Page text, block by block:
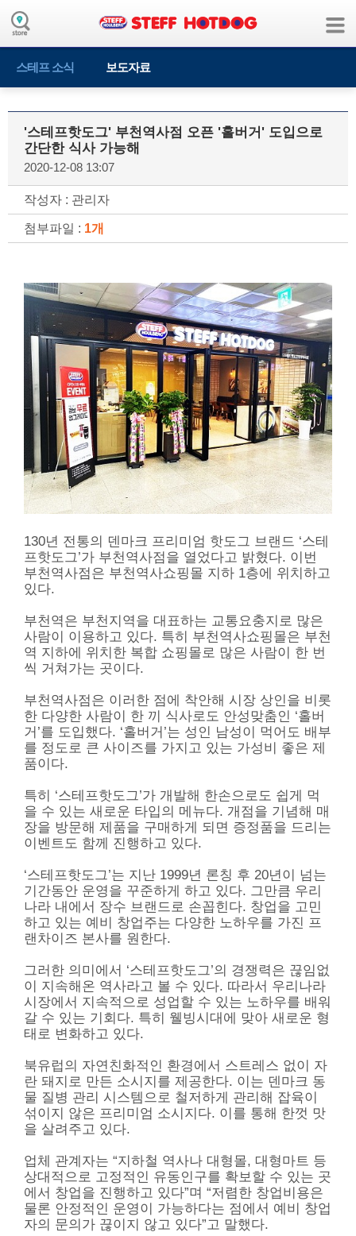
스테프 소식 보도자료
'스테프핫도그' 부천역사점 오픈 '홀버거' 도입으로
간단한 식사 가능해
2020-12-08 13:07
작성자 : 관리자
첨부파일 : 1개
130년 전통의 덴마크 프리미엄 핫도그 브랜드 ‘스테
프핫도그’가 부천역사점을 열었다고 밝혔다. 이번
부천역사점은 부천역사쇼핑몰 지하 1층에 위치하고
있다.
부천역은 부천지역을 대표하는 교통요충지로 많은
사람이 이용하고 있다. 특히 부천역사쇼핑몰은 부천
역 지하에 위치한 복합 쇼핑몰로 많은 사람이 한 번
씩 거쳐가는 곳이다.
부천역사점은 이러한 점에 착안해 시장 상인을 비롯
한 다양한 사람이 한 끼 식사로도 안성맞춤인 ‘홀버
거’를 도입했다. ‘홀버거’는 성인 남성이 먹어도 배부
를 정도로 큰 사이즈를 가지고 있는 가성비 좋은 제
품이다.
특히 ‘스테프핫도그’가 개발해 한손으로도 쉽게 먹
을 수 있는 새로운 타입의 메뉴다. 개점을 기념해 매
장을 방문해 제품을 구매하게 되면 증정품을 드리는
이벤트도 함께 진행하고 있다.
‘스테프핫도그’는 지난 1999년 론칭 후 20년이 넘는
기간동안 운영을 꾸준하게 하고 있다. 그만큼 우리
나라 내에서 장수 브랜드로 손꼽힌다. 창업을 고민
하고 있는 예비 창업주는 다양한 노하우를 가진 프
랜차이즈 본사를 원한다.
그러한 의미에서 ‘스테프핫도그’의 경쟁력은 끊임없
이 지속해온 역사라고 볼 수 있다. 따라서 우리나라
시장에서 지속적으로 성업할 수 있는 노하우를 배워
갈 수 있는 기회다. 특히 웰빙시대에 맞아 새로운 형
태로 변화하고 있다.
북유럽의 자연친화적인 환경에서 스트레스 없이 자
란 돼지로 만든 소시지를 제공한다. 이는 덴마크 동
물 질병 관리 시스템으로 철저하게 관리해 잡육이
섞이지 않은 프리미엄 소시지다. 이를 통해 한껏 맛
을 살려주고 있다.
업체 관계자는 “지하철 역사나 대형몰, 대형마트 등
상대적으로 고정적인 유동인구를 확보할 수 있는 곳
에서 창업을 진행하고 있다”며 “저렴한 창업비용은
물론 안정적인 운영이 가능하다는 점에서 예비 창업
자의 문의가 끊이지 않고 있다”고 말했다.